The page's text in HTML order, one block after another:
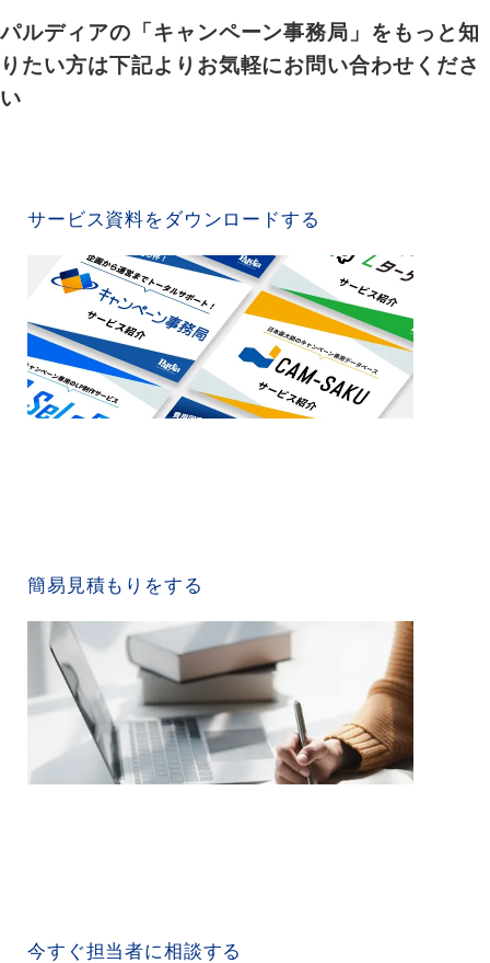
パルディアの「キャンペーン事務局」をもっと知
りたい方は下記よりお気軽にお問い合わせくださ
い
サービス資料をダウンロードする
簡易見積もりをする
今すぐ担当者に相談する